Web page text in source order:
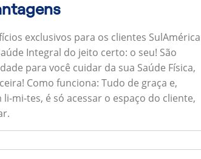
exclusivos para os clientes SulAmérica
Integral do jeito certo: o seu! São
para você cuidar da sua Saúde Física,
Como funciona: Tudo de graça e,
mi-tes, é só acessar o espaço do cliente,